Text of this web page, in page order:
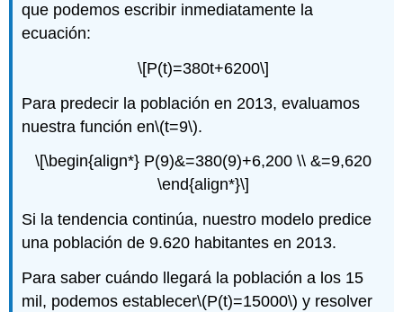
que podemos escribir inmediatamente la
ecuación:
\[P(t)=380t+6200\]
Para predecir la población en 2013, evaluamos
nuestra función en\(t=9\).
\[\begin{align*} P(9)&=380(9)+6,200 \\ &=9,620
\end{align*}\]
Si la tendencia continúa, nuestro modelo predice
una población de 9.620 habitantes en 2013.
Para saber cuándo llegará la población a los 15
mil, podemos establecer\(P(t)=15000\) y resolver